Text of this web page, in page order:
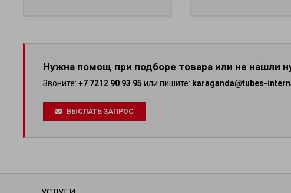
Нужна помощ при подборе товара или не нашли
Звоните: +7 7212 90 93 95 или пишите: karaganda@tubes-
ВЫСЛАТЬ ЗАПРОС